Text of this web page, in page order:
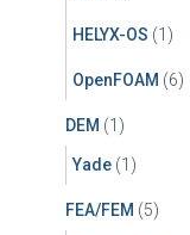
HELYX-OS (1)
OpenFOAM (6)
DEM (1)
Yade (1)
FEA/FEM (5)